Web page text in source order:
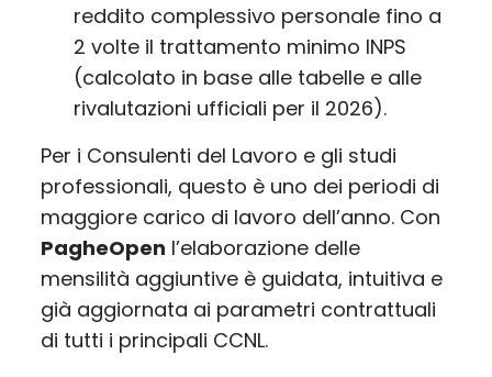
reddito complessivo personale fino a
2 volte il trattamento minimo INPS
(calcolato in base alle tabelle e alle
rivalutazioni ufficiali per il 2026).
Per i Consulenti del Lavoro e gli studi
professionali, questo è uno dei periodi di
maggiore carico di lavoro dell’anno. Con
PagheOpen l’elaborazione delle
mensilità aggiuntive è guidata, intuitiva e
già aggiornata ai parametri contrattuali
di tutti i principali CCNL.